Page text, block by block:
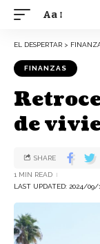
Aa
EL DESPERTAR >
FINANZAS
de
LAST UPDATED: 2024/09/
1 MIN READ
SHARE